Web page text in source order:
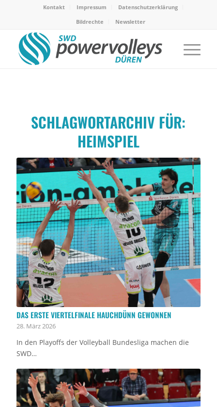
Kontakt Impressum
Datenschutzerklärung
Bildrechte
Newsletter
SCHLAGWORTARCHIV FÜR:
HEIMSPIEL
DAS ERSTE VIERTELFINALE HAUCHDÜNN GEWONNEN
28. März 2026
In den Playoffs der Volleyball Bundesliga machen die
SWD…